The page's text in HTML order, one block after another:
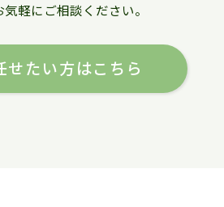
軽にご相談ください。
せたい方はこちら